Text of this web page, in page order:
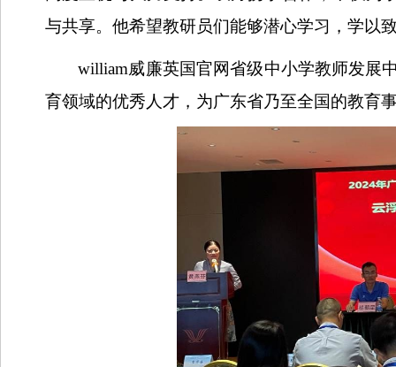
与共享。他希望教研员们能够潜心学习，学以
william威廉英国官网省级中小学教师发展
育领域的优秀人才，为广东省乃至全国的教育